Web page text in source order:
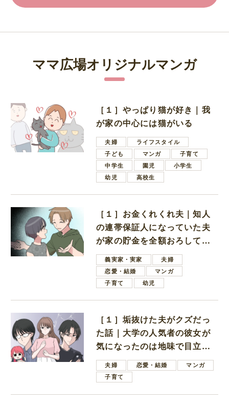
ママ広場オリジナルマンガ
［１］やっぱり猫が好き｜我
が家の中心には猫がいる
夫婦
ライフスタイル
子ども
マンガ
子育て
中学生
園児
小学生
幼児
高校生
［１］お金くれくれ夫｜知人
の連帯保証人になっていた夫
が家の貯金を全額おろしてほ
しいと言ってきた
義実家・実家
夫婦
恋愛・結婚
マンガ
子育て
幼児
［１］垢抜けた夫がクズだっ
た話｜大学の人気者の彼女が
気になったのは地味で目立た
ない男子学生
夫婦 恋愛・結婚
マンガ
子育て